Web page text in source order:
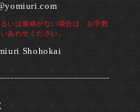
いは連絡がない場合は、お手数
あわせください。
Shohokai